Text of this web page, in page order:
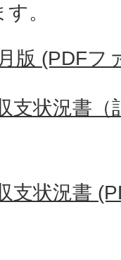
。
版 (PDFフ
支状況書（
支状況書